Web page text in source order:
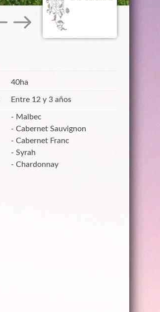
40ha
Entre 12 y 3 años
- Malbec
- Cabernet Sauvignon
- Cabernet Franc
- Syrah
- Chardonnay